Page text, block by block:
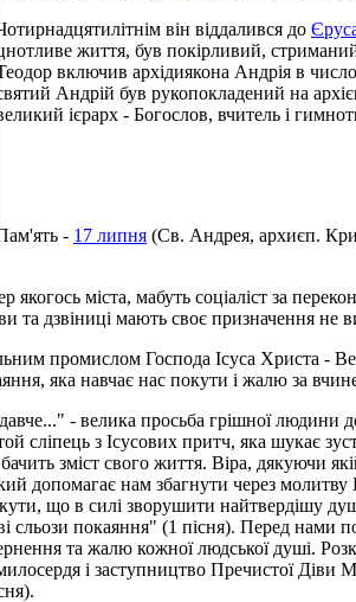
він віддалився до
життя, був покірливий,
включив архідиякона Андрія в
Андрій був рукопокладений на
ієрарх - Богослов, вчитель і
- 17 липня (Св. Андрея, архиєп.
міста, ма­буть соціаліст за
та дзвіниці мають своє призначення
промислом Гос­пода Ісуса Христа
яка навчає нас покути і жалю за
- велика просьба грішної
сліпець з Ісусових притч, яка шукає
зміст свого життя. Віра, дякуючи
допомагає нам збагнути через молитву
що в силі зворушити найтвердішу
сльози покаяння" (1 пісня). Перед нами
та жалю кожної людської душі.
і заступництво Пречистої Діви